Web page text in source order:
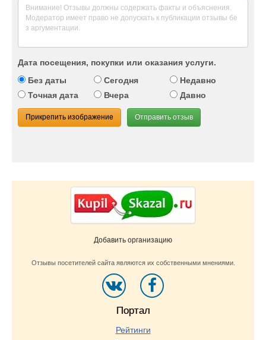
Дата посещения, покупки или оказания услуги.
Без даты
Сегодня
Недавно
Точная дата
Вчера Давно
Прикрепить изображение Отправить отзыв
Добавить организацию
Отзывы посетителей сайта являются их собственными мнениями.
Портал
Рейтинги